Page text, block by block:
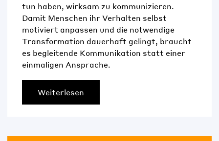
tun haben, wirksam zu kommunizieren.
Damit Menschen ihr Verhalten selbst
motiviert anpassen und die notwendige
Transformation dauerhaft gelingt, braucht
es begleitende Kommunikation statt einer
einmaligen Ansprache.
Weiterlesen